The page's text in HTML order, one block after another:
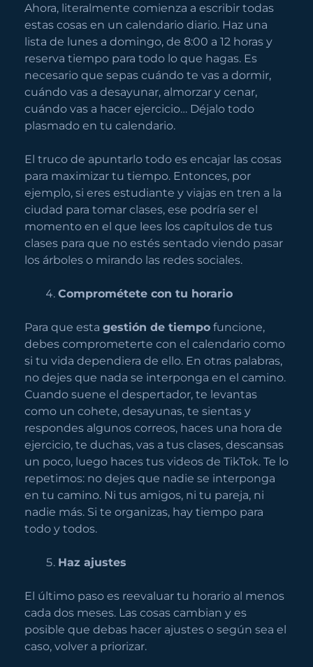
Ahora, literalmente comienza a escribir todas
estas cosas en un calendario diario. Haz una
lista de lunes a domingo, de 8:00 a 12 horas y
reserva tiempo para todo lo que hagas. Es
necesario que sepas cuándo te vas a dormir,
cuándo vas a desayunar, almorzar y cenar,
cuándo vas a hacer ejercicio… Déjalo todo
plasmado en tu calendario.
El truco de apuntarlo todo es encajar las cosas
para maximizar tu tiempo. Entonces, por
ejemplo, si eres estudiante y viajas en tren a la
ciudad para tomar clases, ese podría ser el
momento en el que lees los capítulos de tus
clases para que no estés sentado viendo pasar
los árboles o mirando las redes sociales.
Comprométete con tu horario
Para que esta gestión de tiempo funcione,
debes comprometerte con el calendario como
si tu vida dependiera de ello. En otras palabras,
no dejes que nada se interponga en el camino.
Cuando suene el despertador, te levantas
como un cohete, desayunas, te sientas y
respondes algunos correos, haces una hora de
ejercicio, te duchas, vas a tus clases, descansas
un poco, luego haces tus videos de TikTok. Te lo
repetimos: no dejes que nadie se interponga
en tu camino. Ni tus amigos, ni tu pareja, ni
nadie más. Si te organizas, hay tiempo para
todo y todos.
Haz ajustes
El último paso es reevaluar tu horario al menos
cada dos meses. Las cosas cambian y es
posible que debas hacer ajustes o según sea el
caso, volver a priorizar.